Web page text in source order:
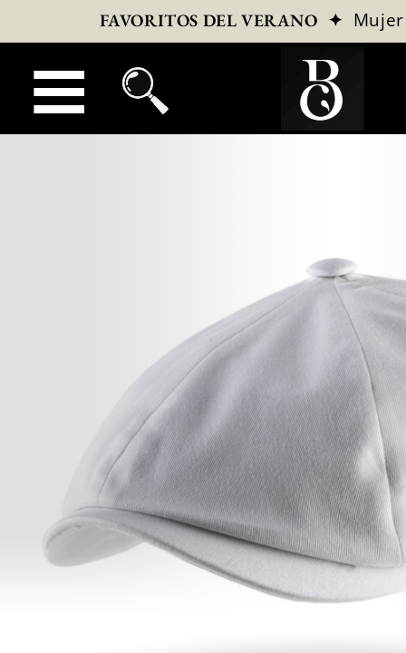
FAVORITOS DEL VERANO ✦ Mujer